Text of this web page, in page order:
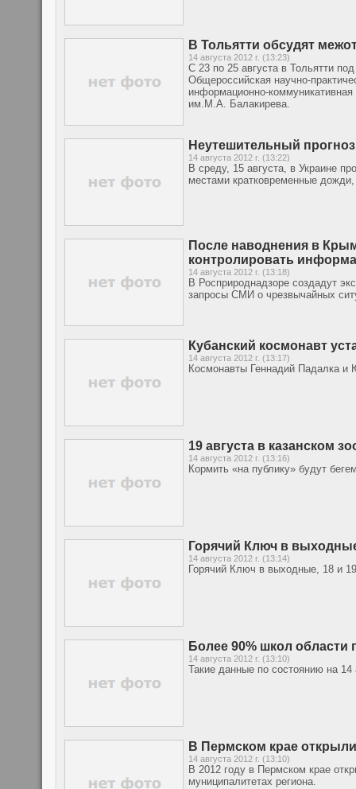
В Тольятти обсудят
14 августа 2012 г. (13:23)
С 23 по 25 августа в Тольятти
Общероссийская научно-
информационно-
им.М.А. Балакирева.
Неутешительный
14 августа 2012 г. (13:22)
В среду, 15 августа, в Украине
местами кратковременные дожди,
После наводнения в
контролировать
14 августа 2012 г. (13:18)
В Росприроднадзоре создадут
запросы СМИ о чрезвычайных
Кубанский космонавт
14 августа 2012 г. (13:17)
Космонавты Геннадий Падалка и
19 августа в казанском
14 августа 2012 г. (13:16)
Кормить «на публику» будут
Горячий Ключ в
14 августа 2012 г. (13:14)
Горячий Ключ в выходные, 18 и
Более 90% школ
14 августа 2012 г. (13:10)
Такие данные по состоянию на 14
В Пермском крае
14 августа 2012 г. (13:10)
В 2012 году в Пермском крае
муниципалитетах региона.